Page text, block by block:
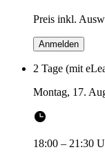
Preis inkl.
Anmelden
2 Tage (mit
Montag, 17.
18:00 – 21:30